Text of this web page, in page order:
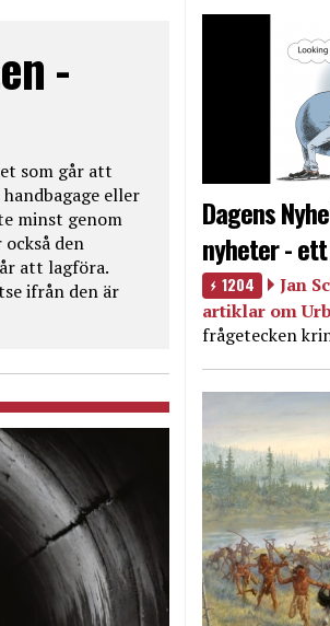
-
som går att
eller
minst genom
den
att lagföra.
ifrån den är
Dagens
nyheter -
1204
Jan
artiklar om
frågetecken